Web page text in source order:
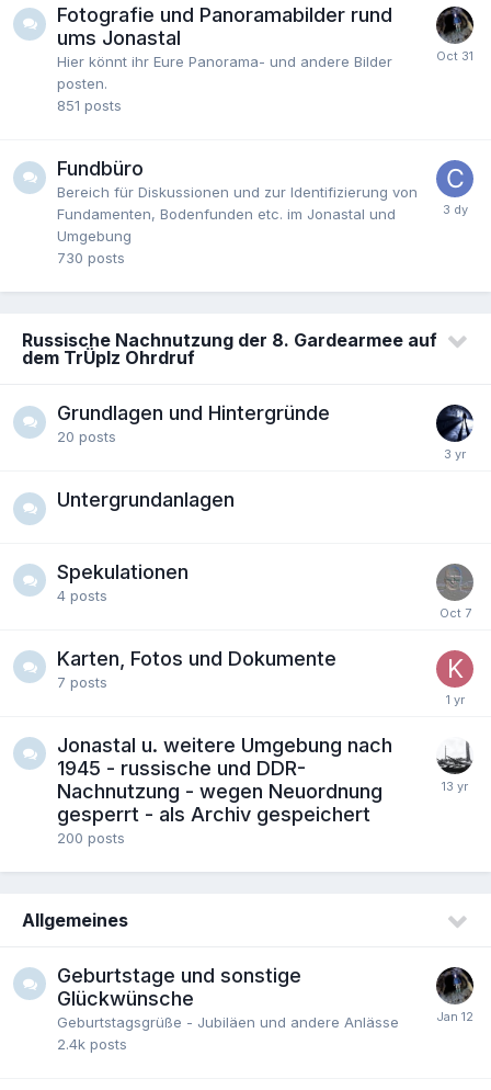
Fotografie und Panoramabilder rund
ums Jonastal
Hier könnt ihr Eure Panorama- und andere Bilder
posten.
851 posts
Fundbüro
Bereich für Diskussionen und zur Identifizierung von
Fundamenten, Bodenfunden etc. im Jonastal und
Umgebung
730 posts
Russische Nachnutzung der 8. Gardearmee auf
dem TrÜplz Ohrdruf
Grundlagen und Hintergründe
20 posts
Untergrundanlagen
Spekulationen
4 posts
Karten, Fotos und Dokumente
7 posts
Jonastal u. weitere Umgebung nach
1945 - russische und DDR-
Nachnutzung - wegen Neuordnung
gesperrt - als Archiv gespeichert
200 posts
Allgemeines
Geburtstage und sonstige
Glückwünsche
Geburtstagsgrüße - Jubiläen und andere Anlässe
2.4k posts